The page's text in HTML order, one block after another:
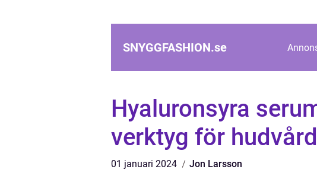
SNYGGFASHION.se
Hyaluronsyra
verktyg för hudvård
01 januari 2024 Jon Larsson